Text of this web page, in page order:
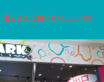
とまた出会いたい。』×VS